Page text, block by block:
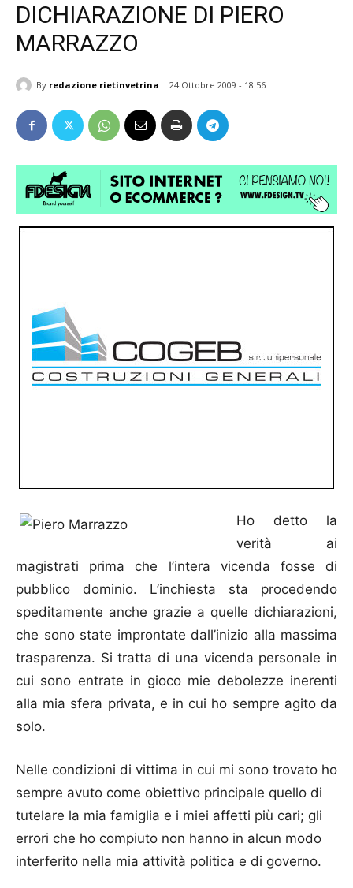
DICHIARAZIONE DI PIERO
MARRAZZO
By redazione rietinvetrina 24 Ottobre 2009 - 18:56
Ho detto la
verità ai
magistrati prima che l’intera vicenda fosse di
pubblico dominio. L’inchiesta sta procedendo
speditamente anche grazie a quelle dichiarazioni,
che sono state improntate dall’inizio alla massima
trasparenza. Si tratta di una vicenda personale in
cui sono entrate in gioco mie debolezze inerenti
alla mia sfera privata, e in cui ho sempre agito da
solo.
Nelle condizioni di vittima in cui mi sono trovato ho
sempre avuto come obiettivo principale quello di
tutelare la mia famiglia e i miei affetti più cari; gli
errori che ho compiuto non hanno in alcun modo
interferito nella mia attività politica e di governo.